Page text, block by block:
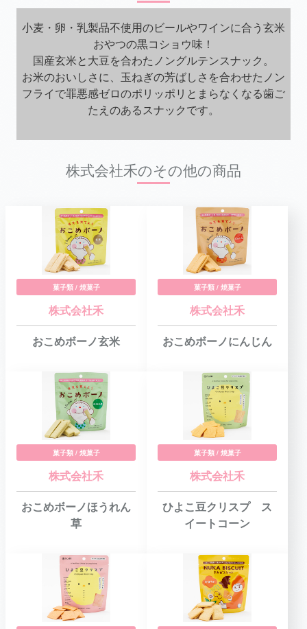
小麦・卵・乳製品不使用のビールやワインに合う玄米
おやつの黒コショウ味！
国産玄米と大豆を合わたノングルテンスナック。
お米のおいしさに、玉ねぎの芳ばしさを合わせたノン
フライで罪悪感ゼロのポリッポリとまらなくなる歯ご
たえのあるスナックです。
株式会社禾のその他の商品
菓子類 / 焼菓子
株式会社禾
おこめボーノ玄米
菓子類 / 焼菓子
株式会社禾
おこめボーノにんじん
菓子類 / 焼菓子
株式会社禾
おこめボーノほうれん
草
菓子類 / 焼菓子
株式会社禾
ひよこ豆クリスプ ス
イートコーン